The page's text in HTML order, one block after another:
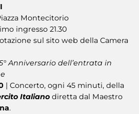
Montecitorio
ingresso 21.30
sul sito web della Camera
Anniversario dell’entrata in
| Concerto, ogni 45 minuti, della
Italiano diretta dal Maestro
.